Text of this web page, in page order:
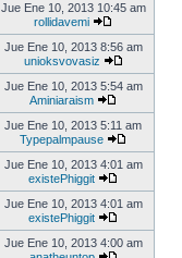
Jue Ene 10, 2013 10:45 am
rollidavemi
Jue Ene 10, 2013 8:56 am
unioksvovasiz
Jue Ene 10, 2013 5:54 am
Aminiaraism
Jue Ene 10, 2013 5:11 am
Typepalmpause
Jue Ene 10, 2013 4:01 am
existePhiggit
Jue Ene 10, 2013 4:01 am
existePhiggit
Jue Ene 10, 2013 4:00 am